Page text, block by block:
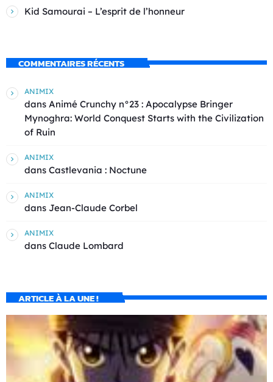
Kid Samourai – L’esprit de l’honneur
COMMENTAIRES RÉCENTS
ANIMIX
dans Animé Crunchy n°23 : Apocalypse Bringer
Mynoghra: World Conquest Starts with the Civilization
of Ruin
ANIMIX
dans Castlevania : Noctune
ANIMIX
dans Jean-Claude Corbel
ANIMIX
dans Claude Lombard
ARTICLE À LA UNE !